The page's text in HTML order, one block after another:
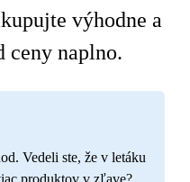
výhodne a
ceny naplno.
Vedeli ste, že v letáku
produktov v zľave?